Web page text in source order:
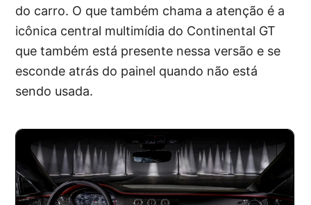
do carro. O que também chama a atenção é a
icônica central multimídia do Continental GT
que também está presente nessa versão e se
esconde atrás do painel quando não está
sendo usada.